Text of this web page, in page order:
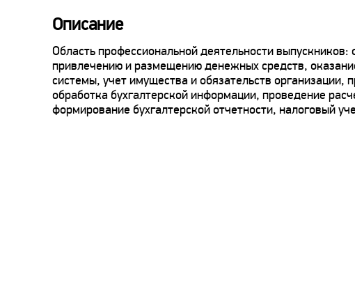
Описание
Область профессиональной деятельности
привлечению и размещению денежных средств,
системы, учет имущества и обязательств
обработка бухгалтерской информации, проведение
формирование бухгалтерской отчетности, налоговый